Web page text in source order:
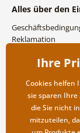
Alles über den
Reklamation
Versand- und
Rücksendung der
Ihre
Cookies helfen
sie sparen Ihre
die Sie nicht
mitzuteilen,